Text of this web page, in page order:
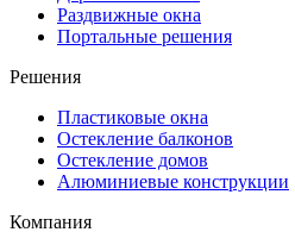
Раздвижные окна
Портальные решения
Решения
Пластиковые окна
Остекление балконов
Остекление домов
Алюминиевые конструкции
Компания